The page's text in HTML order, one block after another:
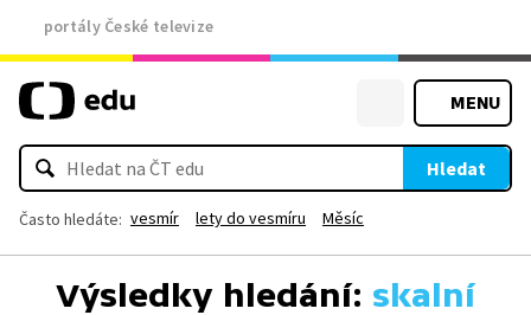
portály České televize
MENU
Hledat
Často hledáte: vesmír lety do vesmíru Měsíc
Výsledky hledání: skalní